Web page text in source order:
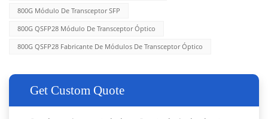
800G Módulo De Transceptor SFP
800G QSFP28 Módulo De Transceptor Óptico
800G QSFP28 Fabricante De Módulos De Transceptor Óptico
Get Custom Quote